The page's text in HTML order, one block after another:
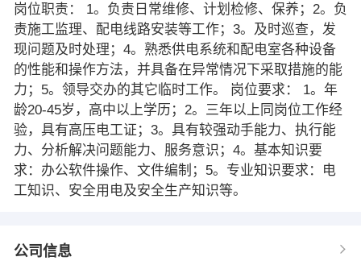
岗位职责： 1。负责日常维修、计划检修、保养；2。负
责施工监理、配电线路安装等工作；3。及时巡查，发
现问题及时处理；4。熟悉供电系统和配电室各种设备
的性能和操作方法，并具备在异常情况下采取措施的能
力；5。领导交办的其它临时工作。 岗位要求： 1。年
龄20-45岁，高中以上学历；2。三年以上同岗位工作经
验，具有高压电工证；3。具有较强动手能力、执行能
力、分析解决问题能力、服务意识；4。基本知识要
求：办公软件操作、文件编制；5。专业知识要求：电
工知识、安全用电及安全生产知识等。
公司信息